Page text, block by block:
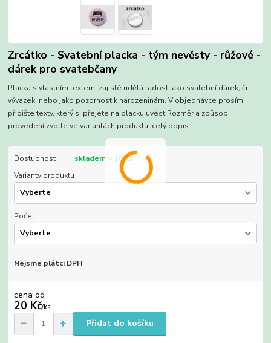
Zrcátko - Svatební placka - tým nevěsty - růžové -
dárek pro svatebčany
Placka s vlastním textem, zajisté udělá radost jako svatební dárek, či
vývazek, nebo jako pozornost k narozeninám. V objednávce prosím
připište texty, který si přejete na placku uvést.Rozměr a způsob
provedení zvolte ve variantách produktu. celý popis
Dostupnost
skladem > 10 ks
Varianty produktu
Počet
Nejsme plátci DPH
cena od
20 Kč/ks
Přidat do košíku